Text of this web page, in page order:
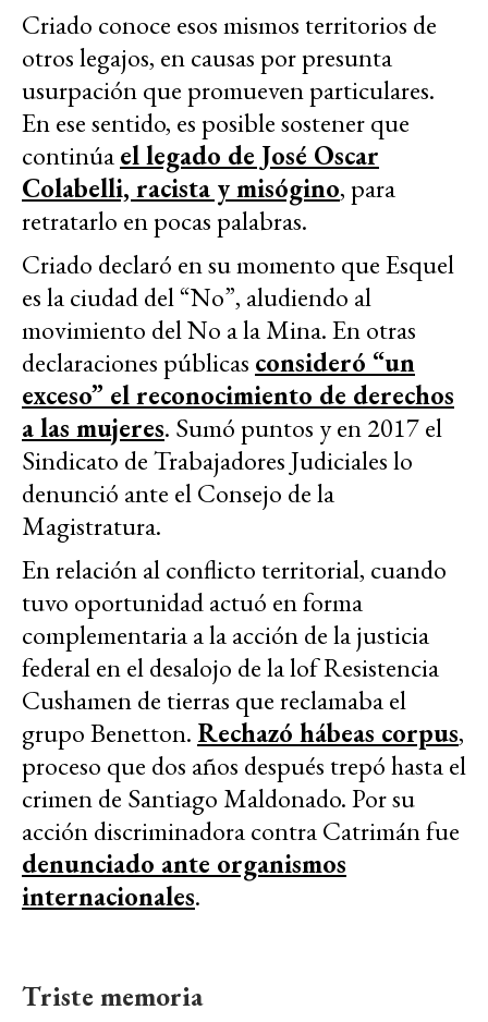
Criado conoce esos mismos territorios de
otros legajos, en causas por presunta
usurpación que promueven particulares.
En ese sentido, es posible sostener que
continúael legado de José Oscar
Colabelli, racista y misógino, para
retratarlo en pocas palabras.
Criado declaró en su momento que Esquel
es la ciudad del “No”, aludiendo al
movimiento del No a la Mina. En otras
declaraciones públicas consideró “un
exceso” el reconocimiento de derechos
a las mujeres. Sumó puntos y en 2017 el
Sindicato de Trabajadores Judiciales lo
denunció ante el Consejo de la
Magistratura.
En relación al conflicto territorial, cuando
tuvo oportunidad actuó en forma
complementaria a la acción de la justicia
federal en el desalojo de la lof Resistencia
Cushamen de tierras que reclamaba el
grupo Benetton. Rechazó hábeas corpus,
proceso que dos años después trepó hasta el
crimen de Santiago Maldonado. Por su
acción discriminadora contra Catrimán fue
denunciado ante organismos
internacionales.
Triste memoria